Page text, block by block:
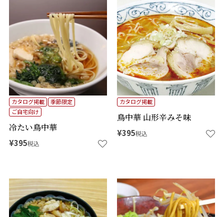
冷たい鳥中華
カタログ掲載
季節限定
ご自宅向け
¥395税込
鳥中華 山形辛みそ味
カタログ掲載
¥395税込